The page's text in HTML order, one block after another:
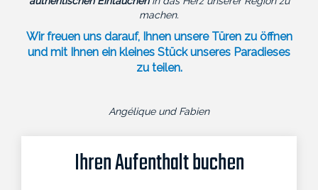
machen.
Wir freuen uns darauf, Ihnen unsere Türen zu öffnen
und mit Ihnen ein kleines Stück unseres Paradieses
zu teilen.
Angélique und Fabien
Ihren Aufenthalt buchen